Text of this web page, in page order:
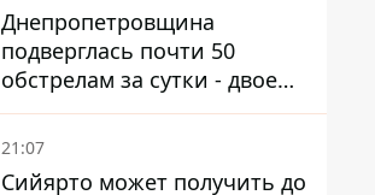
Днепропетровщина
подверглась почти 50
обстрелам за сутки - двое
погибших, шесть
пострадавших
21:07
Сийярто может получить до